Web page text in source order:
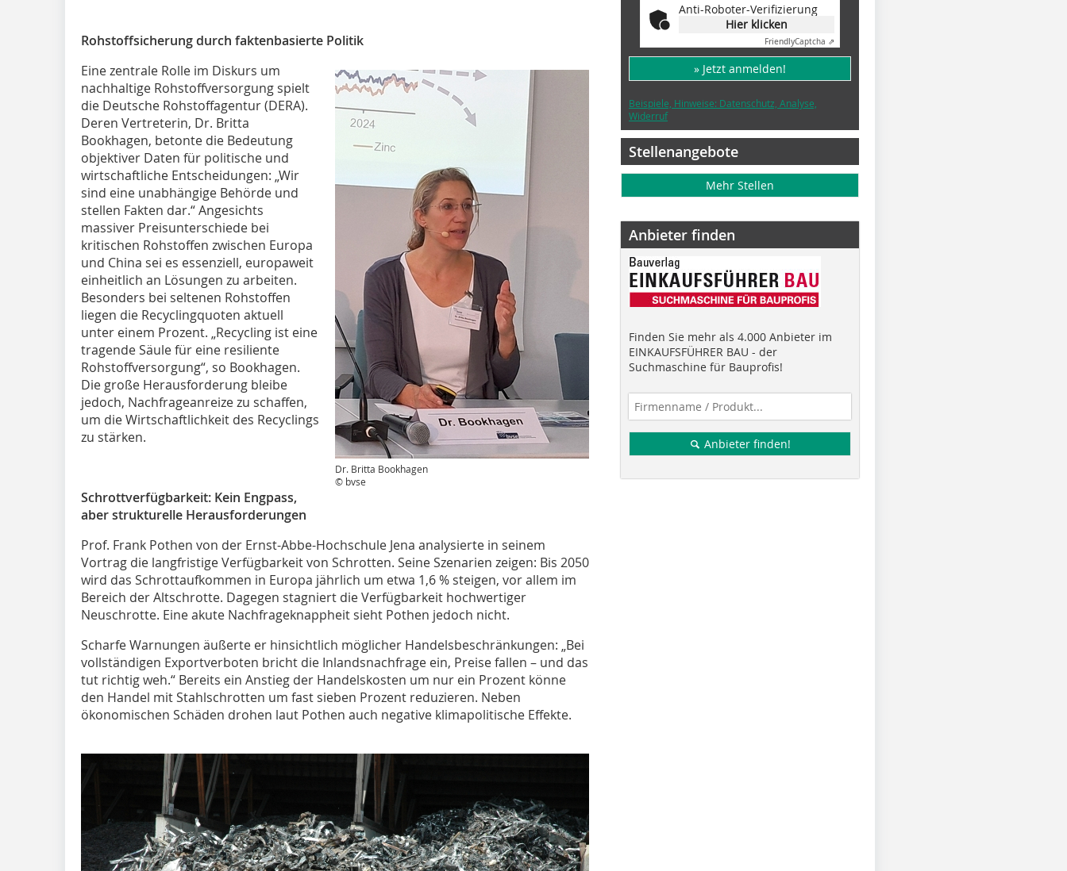
Rohstoffsicherung durch faktenbasierte Politik
Dr. Britta Bookhagen
© bvse
Eine zentrale Rolle im Diskurs um
nachhaltige Rohstoffversorgung spielt
die Deutsche Rohstoffagentur (DERA).
Deren Vertreterin, Dr. Britta
Bookhagen, betonte die Bedeutung
objektiver Daten für politische und
wirtschaftliche Entscheidungen: „Wir
sind eine unabhängige Behörde und
stellen Fakten dar.“ Angesichts
massiver Preisunterschiede bei
kritischen Rohstoffen zwischen Europa
und China sei es essenziell, europaweit
einheitlich an Lösungen zu arbeiten.
Besonders bei seltenen Rohstoffen
liegen die Recyclingquoten aktuell
unter einem Prozent. „Recycling ist eine
tragende Säule für eine resiliente
Rohstoffversorgung“, so Bookhagen.
Die große Herausforderung bleibe
jedoch, Nachfrageanreize zu schaffen,
um die Wirtschaftlichkeit des Recyclings
zu stärken.
Schrottverfügbarkeit: Kein Engpass,
aber strukturelle Herausforderungen
Prof. Frank Pothen von der Ernst-Abbe-Hochschule Jena analysierte in seinem
Vortrag die langfristige Verfügbarkeit von Schrotten. Seine Szenarien zeigen: Bis 2050
wird das Schrottaufkommen in Europa jährlich um etwa 1,6 % steigen, vor allem im
Bereich der Altschrotte. Dagegen stagniert die Verfügbarkeit hochwertiger
Neuschrotte. Eine akute Nachfrageknappheit sieht Pothen jedoch nicht.
Scharfe Warnungen äußerte er hinsichtlich möglicher Handelsbeschränkungen: „Bei
vollständigen Exportverboten bricht die Inlandsnachfrage ein, Preise fallen – und das
tut richtig weh.“ Bereits ein Anstieg der Handelskosten um nur ein Prozent könne
den Handel mit Stahlschrotten um fast sieben Prozent reduzieren. Neben
ökonomischen Schäden drohen laut Pothen auch negative klimapolitische Effekte.
Anti-Roboter-Verifizierung
Hier klicken
FriendlyCaptcha ⇗
» Jetzt anmelden!
Beispiele, Hinweise: Datenschutz, Analyse,
Widerruf
Stellenangebote
Mehr Stellen
Anbieter finden
Finden Sie mehr als 4.000 Anbieter im
EINKAUFSFÜHRER BAU - der
Suchmaschine für Bauprofis!
Anbieter finden!